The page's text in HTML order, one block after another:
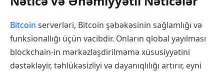
Bitcoin serverləri, Bitcoin şəbəkəsinin sağlamlığı və
funksionallığı üçün vacibdir. Onların qlobal yayılması
blockchain-in mərkəzləşdirilməmə xüsusiyyətini
dəstəkləyir, təhlükəsizliyi və dayanıqlılığı artırır, eyni